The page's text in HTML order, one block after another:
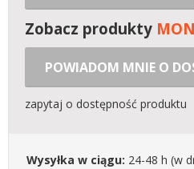
Zobacz produkty
POWIADOM MNIE O
zapytaj o dostępność produktu
Wysyłka w ciągu: 24-48 h (w